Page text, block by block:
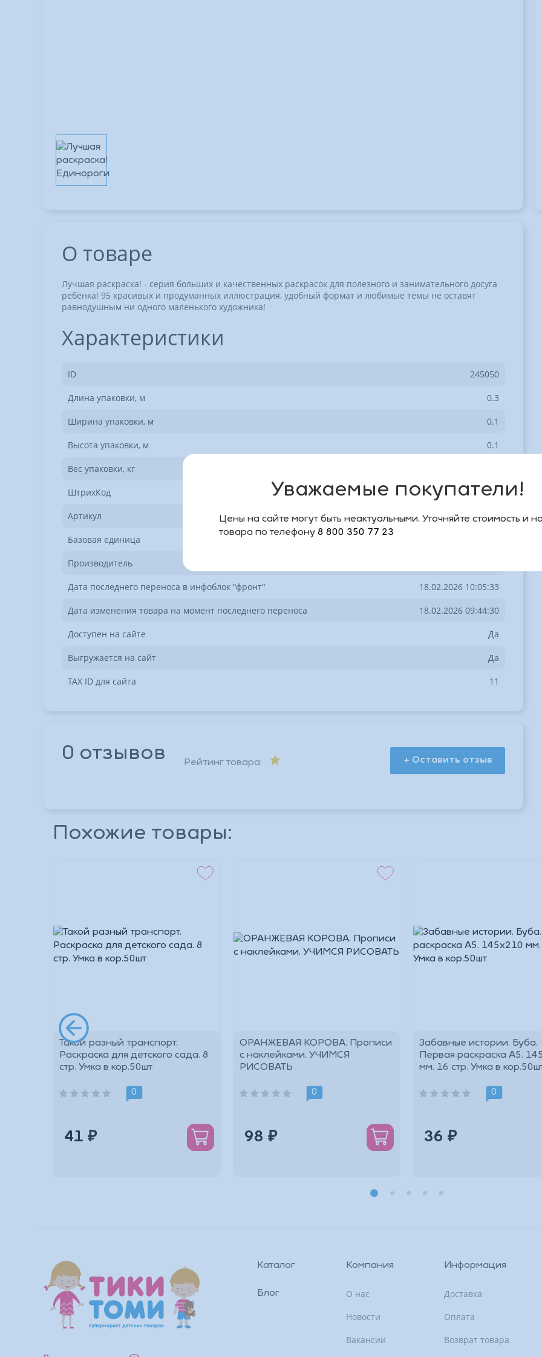
О товаре
Лучшая раскраска! - серия больших и качественных раскрасок для полезного и занимательного досуга
ребёнка! 95 красивых и продуманных иллюстрация, удобный формат и любимые темы не оставят
равнодушным ни одного маленького художника!
Характеристики
ID 245050
Длина упаковки, м 0.3
Ширина упаковки, м 0.1
Высота упаковки, м 0.1
Вес упаковки, кг
ШтрихКод 9785353101437
Артикул 39173К
Базовая единица
Производитель
Дата последнего переноса в инфоблок "фронт" 18.02.2026 10:05:33
Дата изменения товара на момент последнего переноса 18.02.2026 09:44:30
Доступен на сайте Да
Выгружается на сайт Да
TAX ID для сайта 11
0 отзывов Рейтинг товара: + Оставить отзыв
*
*
Похожие товары:
Такой разный транспорт.
Раскраска для детского сада. 8
стр. Умка в кор.50шт
0
41 ₽
ОРАНЖЕВАЯ КОРОВА. Прописи
с наклейками. УЧИМСЯ
РИСОВАТЬ
0
98 ₽
Забавные истории. Буба.
Первая раскраска А5.
мм. 16 стр. Умка в
0
36 ₽
Каталог
Блог
Компания
О нас
Новости
Вакансии
Информация
Доставка
Оплата
Возврат товара
Уважаемые покупатели!
Цены на сайте могут быть неактуальными. Уточняйте стоимость и
товара по телефону 8 800 350 77 23